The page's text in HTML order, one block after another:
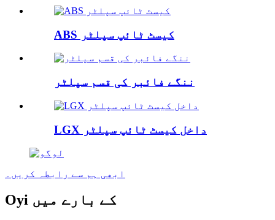
ABS کیسٹ ٹائپ سپلٹر
ننگے فائبر کی قسم سپلٹر
LGX داخل کیسٹ ٹائپ سپلٹر
ابھی ہم سے رابطہ کریں۔
Oyi کے بارے میں